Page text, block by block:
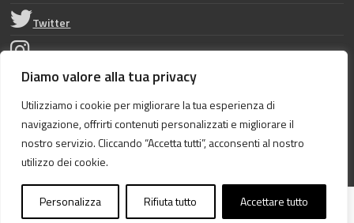
Diamo valore alla tua privacy
Utilizziamo i cookie per migliorare la tua esperienza di
navigazione, offrirti contenuti personalizzati e migliorare il
nostro servizio. Cliccando “Accetta tutti”, acconsenti al nostro
utilizzo dei cookie.
Personalizza Rifiuta tutto Accettare tutto
Twitter
Instagram
Dichiarazione di accessibilità
Copyright © 2026Archivio di stato di Ragusa
. Tutti i diritti riservati. Tema
Spaciousdi ThemeGrill. Sviluppato da:WordPress.